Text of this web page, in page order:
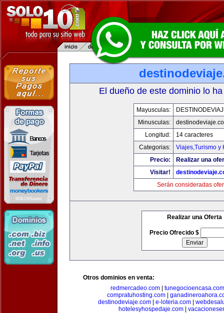
El dueño de este dominio lo
Mayusculas:
Minusculas:
Longitud:
14 caracteres
Categorias:
Viajes,Turismo y
Precio:
Realizar una
Visitar!
Serán consideradas
Realizar una Oferta
Precio Ofrecido $
Otros dominios en venta:
redmercadeo.com| tunegocioencasa.com
compratuhosting.com|
destinodeviaje.com
e-loteria.com
hotelesyhospedaje.com